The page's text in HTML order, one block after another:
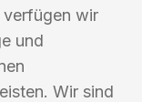
verfügen wir
und
Wir sind